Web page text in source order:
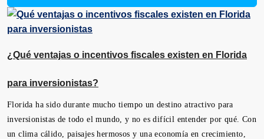
¿Qué ventajas o incentivos fiscales existen en Florida
para inversionistas?
Florida ha sido durante mucho tiempo un destino atractivo para
inversionistas de todo el mundo, y no es difícil entender por qué. Con
un clima cálido, paisajes hermosos y una economía en crecimiento,